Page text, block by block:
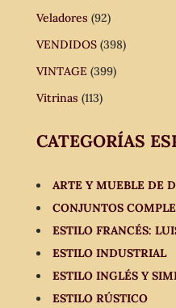
Veladores (92)
VENDIDOS (398)
VINTAGE (399)
Vitrinas (113)
CATEGORÍAS
ARTE Y MUEBLE DE
CONJUNTOS
ESTILO FRANCÉS:
ESTILO INDUSTRIAL
ESTILO INGLÉS Y
ESTILO RÚSTICO